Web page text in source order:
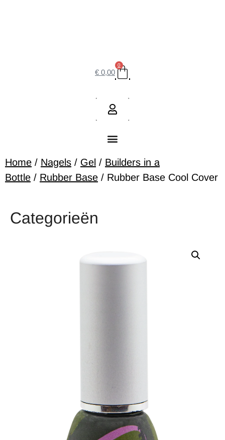
€ 0,00
0
Home / Nagels / Gel / Builders in a
Bottle / Rubber Base / Rubber Base Cool Cover
Categorieën